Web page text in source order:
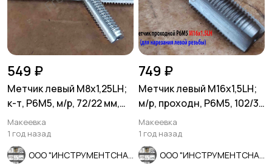
549 ₽
Метчик левый М8х1,25LH;
к-т, Р6М5, м/р, 72/22 мм,
основной шаг.
Макеевка
1 год назад
749 ₽
Метчик левый М16х1,5LH;
м/р, проходн, Р6М5, 102/32
мм, мелкий шаг.
Макеевка
1 год назад